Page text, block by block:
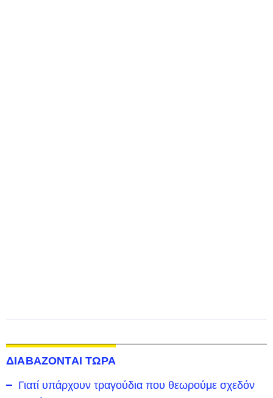
ΔΙΑΒΑΖΟΝΤΑΙ ΤΩΡΑ
Γιατί υπάρχουν τραγούδια που θεωρούμε σχεδόν